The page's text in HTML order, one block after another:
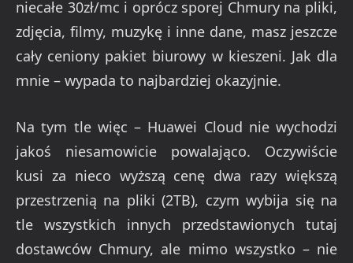
niecałe 30zł/mc i oprócz sporej Chmury na pliki,
zdjęcia, filmy, muzykę i inne dane, masz jeszcze
cały ceniony pakiet biurowy w kieszeni. Jak dla
mnie – wypada to najbardziej okazyjnie.
Na tym tle więc – Huawei Cloud nie wychodzi
jakoś niesamowicie powalająco. Oczywiście
kusi za nieco wyższą cenę dwa razy większą
przestrzenią na pliki (2TB), czym wybija się na
tle wszystkich innych przedstawionych tutaj
dostawców Chmury, ale mimo wszystko – nie